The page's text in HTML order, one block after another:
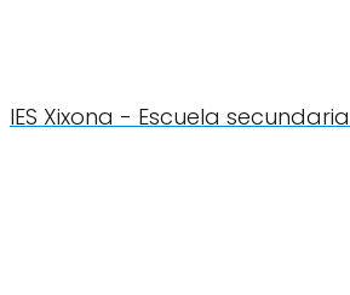
IES Xixona - Escuela